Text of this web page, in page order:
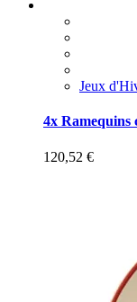
Jeux
4x Ramequins
120,52 €